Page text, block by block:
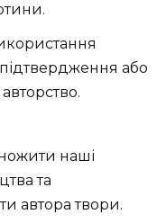
або
наші
та
автора твори.